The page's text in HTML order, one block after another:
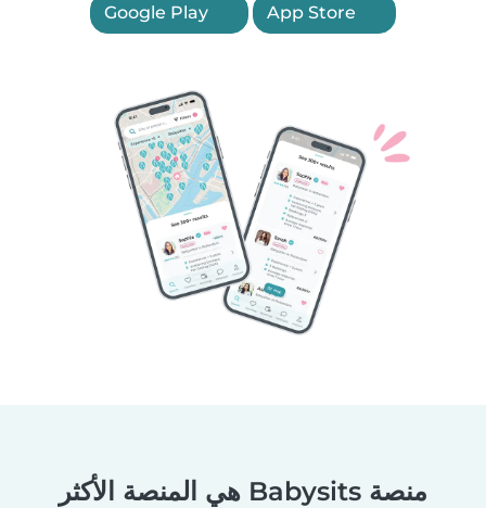
منصة Babysits هي المنصة الأكثر